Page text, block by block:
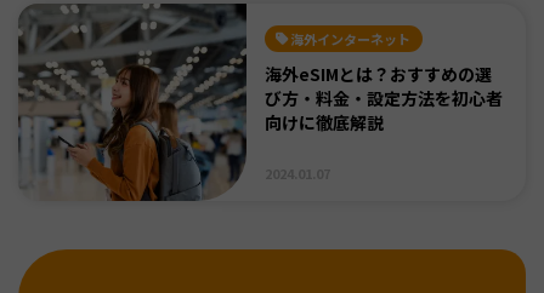
海外インターネット
海外eSIMとは？おすすめの選
び方・料金・設定方法を初心者
向けに徹底解説